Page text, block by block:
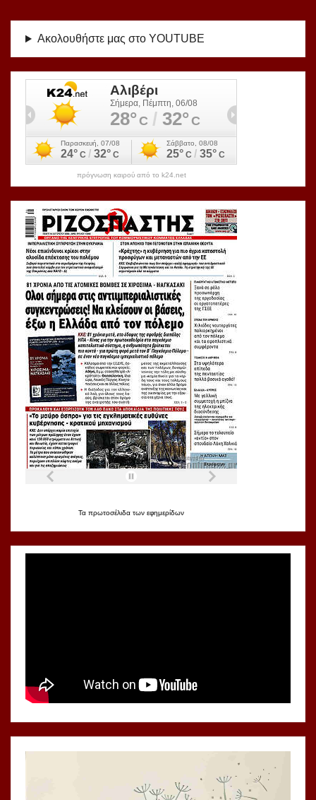
Ακολουθήστε μας στο YOUTUBE
πρόγνωση καιρού από το k24.net
Τα πρωτοσέλιδα των εφημερίδων